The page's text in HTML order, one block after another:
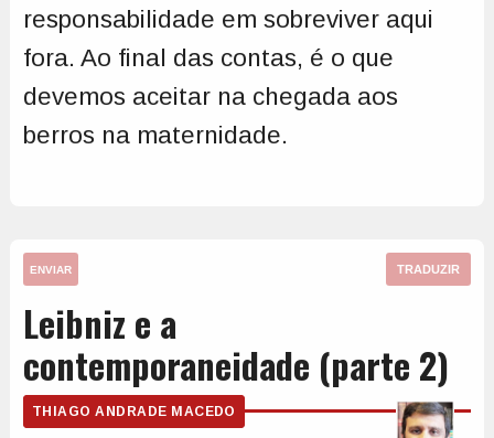
responsabilidade em sobreviver aqui
fora. Ao final das contas, é o que
devemos aceitar na chegada aos
berros na maternidade.
ENVIAR TRADUZIR
Leibniz e a
contemporaneidade (parte 2)
THIAGO ANDRADE MACEDO